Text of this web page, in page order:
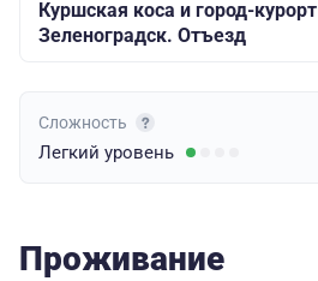
Куршская коса и город-курорт
Зеленоградск. Отъезд
Сложность
Легкий уровень
Проживание